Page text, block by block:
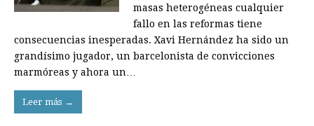
masas heterogéneas cualquier
fallo en las reformas tiene
consecuencias inesperadas. Xavi Hernández ha sido un
grandísimo jugador, un barcelonista de convicciones
marmóreas y ahora un…
Leer más →